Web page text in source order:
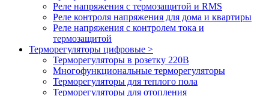
Реле напряжения с термозащитой и RMS
Реле контроля напряжения для дома и квартиры
Реле напряжения с контролем тока и
термозащитой
Терморегуляторы цифровые >
Терморегуляторы в розетку 220В
Многофункциональные терморегуляторы
Терморегуляторы для теплого пола
Терморегуляторы для отопления